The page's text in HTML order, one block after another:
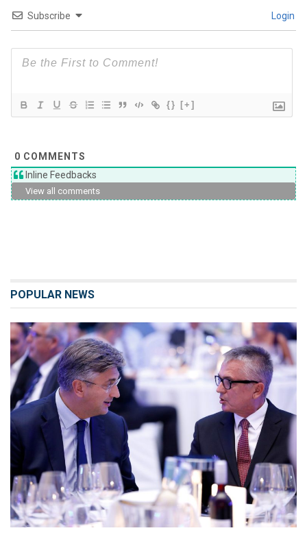
Subscribe Login
{} [+]
0 COMMENTS
Inline Feedbacks
View all comments
POPULAR NEWS